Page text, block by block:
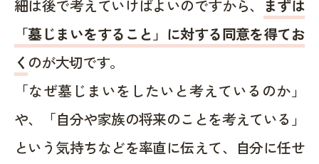
細は後で考えていけばよいのですから、 まずは
「墓じまいをすること」に対する同意を得てお
く のが大切です。
「なぜ墓じまいをしたいと考えているのか」
や、「自分や家族の将来のことを考えている」
という気持ちなどを率直に伝えて、自分に任せ